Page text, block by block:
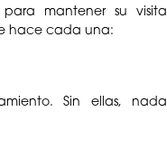
mantener su visita
hace cada una:
Sin ellas, nada